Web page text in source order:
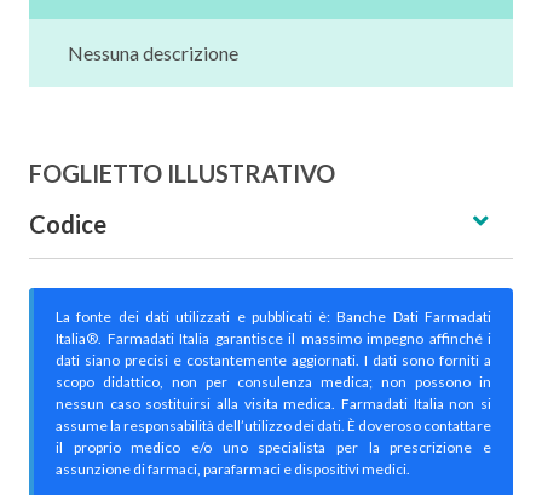
Nessuna descrizione
FOGLIETTO ILLUSTRATIVO
Codice
La fonte dei dati utilizzati e pubblicati è: Banche Dati Farmadati
Italia®. Farmadati Italia garantisce il massimo impegno affinché i
dati siano precisi e costantemente aggiornati. I dati sono forniti a
scopo didattico, non per consulenza medica; non possono in
nessun caso sostituirsi alla visita medica. Farmadati Italia non si
assume la responsabilità dell’utilizzo dei dati. È doveroso contattare
il proprio medico e/o uno specialista per la prescrizione e
assunzione di farmaci, parafarmaci e dispositivi medici.